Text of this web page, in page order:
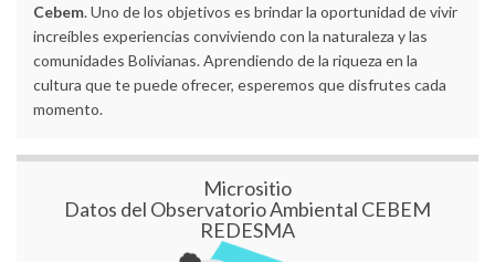
Cebem. Uno de los objetivos es brindar la oportunidad de vivir
increíbles experiencias conviviendo con la naturaleza y las
comunidades Bolivianas. Aprendiendo de la riqueza en la
cultura que te puede ofrecer, esperemos que disfrutes cada
momento.
Micrositio
Datos del Observatorio Ambiental CEBEM
REDESMA